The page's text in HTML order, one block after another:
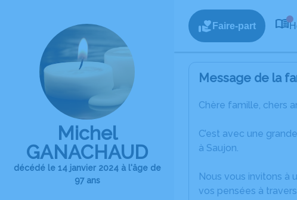
Michel
GANACHAUD
décédé le 14 janvier 2024 à l'âge de
97 ans
Faire-part
Message de la
Chère famille, chers
C’est avec une
à Saujon.
Nous vous invitons à
vos pensées à